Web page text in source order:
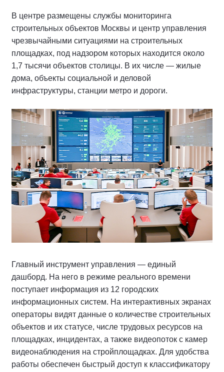
В центре размещены службы мониторинга
строительных объектов Москвы и центр управления
чрезвычайными ситуациями на строительных
площадках, под надзором которых находится около
1,7 тысячи объектов столицы. В их числе — жилые
дома, объекты социальной и деловой
инфраструктуры, станции метро и дороги.
Главный инструмент управления — единый
дашборд. На него в режиме реального времени
поступает информация из 12 городских
информационных систем. На интерактивных экранах
операторы видят данные о количестве строительных
объектов и их статусе, числе трудовых ресурсов на
площадках, инцидентах, а также видеопоток с камер
видеонаблюдения на стройплощадках. Для удобства
работы обеспечен быстрый доступ к классификатору